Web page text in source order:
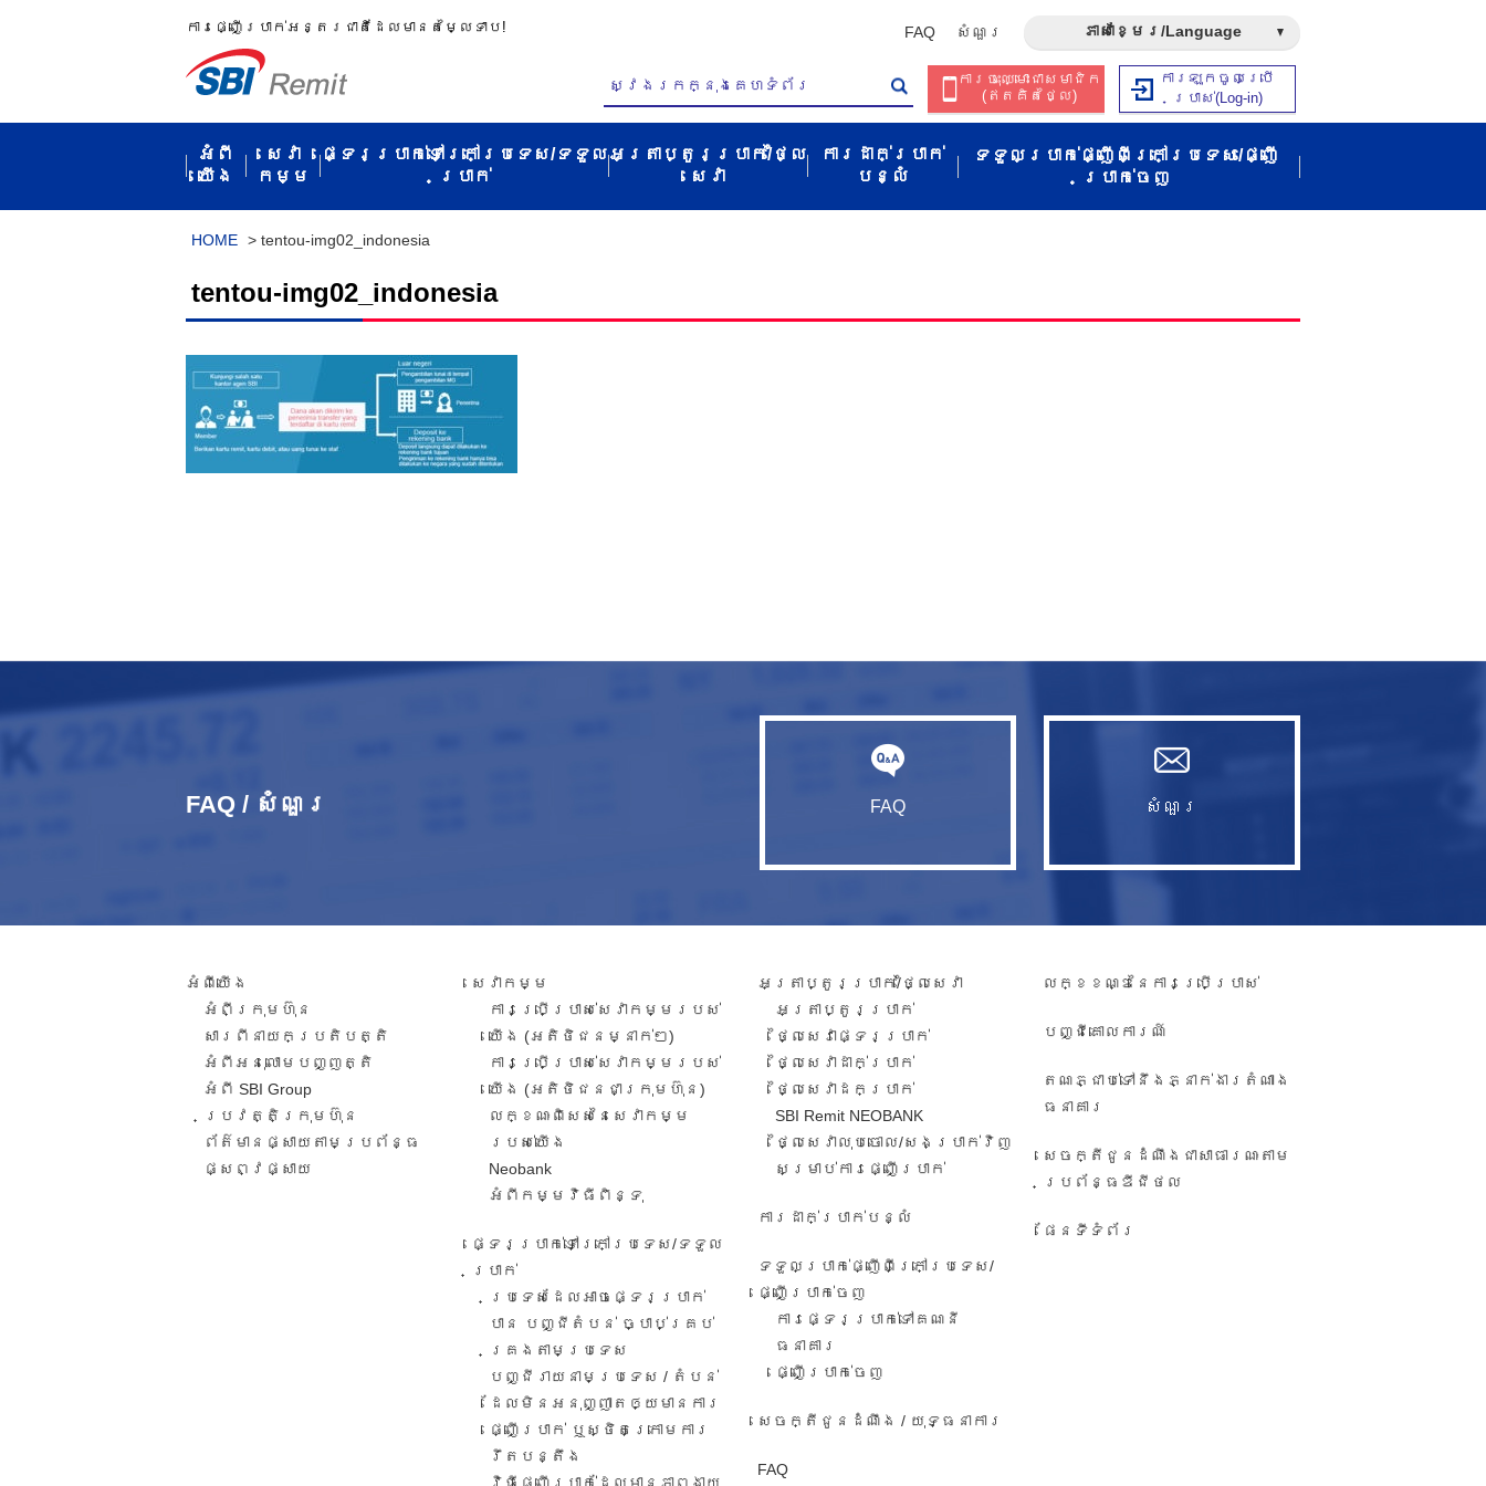
ការ​ផ្ញើប្រាក់​អន្តរជាតិ​ដែល​មាន​តម្លៃ​ទាប! FAQ សំណួរ​ ភាសាខ្មែរ/Language
ការចុះឈ្មោះជាសមាជិក​​
(ឥត​គិត​ថ្លៃ​)
ការឡុកចូលប្រើ
ប្រាស់​(Log-in)
អំពី​
យើង
សេវា
កម្ម​
ផ្ទេរប្រាក់ទៅក្រៅប្រទេស/ទទួល​
ប្រាក់​
អត្រាប្តូរប្រាក់/ថ្លៃ
សេវា​
ការដាក់ប្រាក់
បន្លំ
ទទួលប្រាក់ផ្ញើពីក្រៅប្រទេស/ផ្ញើ
ប្រាក់ចេញ
HOME > tentou-img02_indonesia
tentou-img02_indonesia
FAQ / សំណួរ​ FAQ សំណួរ​
អំពី​យើង
អំពីក្រុមហ៊ុន
សារពី​នាយកប្រតិបត្តិ​
អំពីអនុលោមបញ្ញត្តិ
អំពី SBI Group
ប្រវត្តិក្រុមហ៊ុន​
ព័ត៌មានផ្សាយតាមប្រព័ន្ធ
ផ្សព្វផ្សាយ​
សេវាកម្ម​
ការ​ប្រើប្រាស់​សេវាកម្ម​របស់​
យើង​ (អតិថិជន​​ម្នាក់​ៗ​)
ការប្រើប្រាស់សេវាកម្ម​​របស់
យើង​ (អតិថិជន​ជា​ក្រុមហ៊ុន​)
លក្ខណៈ​ពិសេស​នៃ​សេវា​កម្ម​
របស់​យើង
Neobank
អំពីកម្មវិធីពិន្ទុ
ផ្ទេរប្រាក់ទៅក្រៅប្រទេស/ទទួល​
ប្រាក់​
ប្រទេសដែលអាចផ្ទេរប្រាក់
បាន បញ្ជីតំបន់ ច្បាប់គ្រប់
គ្រងតាមប្រទេស
បញ្ជីរាយនាមប្រទេស​ / តំបន់​
ដែល​មិន​អនុ​ញ្ញា​តឲ្យ​មានការ​​
ផ្ញើប្រាក់​ ឬ​ស្ថិត​ក្រោ​ម​ការ​
រឹតបន្តឹង
អត្រាប្តូរប្រាក់/ថ្លៃសេវា​
អត្រា​ប្តូរ​ប្រាក់​
ថ្លៃសេវាផ្ទេរប្រាក់
ថ្លៃសេវាដាក់ប្រាក់
ថ្លៃសេវាដកប្រាក់
SBI Remit NEOBANK
ថ្លៃសេវាលុបចោល/សងប្រាក់វិញ
សម្រាប់ការផ្ញើប្រាក់
ការដាក់ប្រាក់បន្លំ
ទទួលប្រាក់ផ្ញើពីក្រៅប្រទេស/
ផ្ញើប្រាក់ចេញ
ការ​ផ្ទេរ​ប្រាក់​ទៅ​គណនី
ធនាគារ​
​ផ្ញើប្រាក់ចេញ
សេចក្តីជូនដំណឹង / យុទ្ធនាការ
FAQ
លក្ខខណ្ឌនៃការប្រើប្រាស់
បញ្ជី​គោលការណ៍
តណភ្ជាប់ទៅនឹងភ្នាក់ងារតំណាង
ធនាគារ
សេចក្តីជូនដំណឹង​ជា​សាធារណៈ​តាម​
ប្រព័ន្ធ​ឌីជីថល
ផែនទីទំព័រ